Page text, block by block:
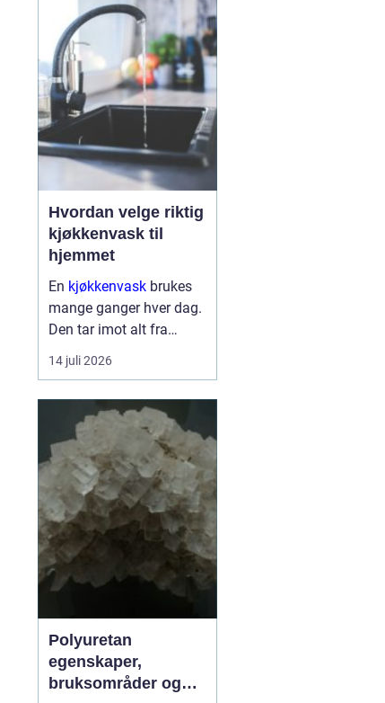
elektrikervakt er en
tjeneste der autoriserte
elektrikere rykker ut ute...
Hvordan velge riktig
kjøkkenvask til
hjemmet
En kjøkkenvask brukes
mange ganger hver dag.
Den tar imot alt fra
tunge gryter til skarpe
kniver og varme
påvirker både hverdagen,
rengjøringen og uttrykket
på ...
14 juli 2026
Polyuretan
egenskaper,
bruksområder og